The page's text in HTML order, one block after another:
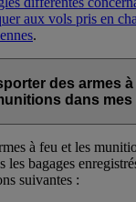
aux vols pris en
.
des armes
dans mes
à feu et les
les bagages
suivantes :